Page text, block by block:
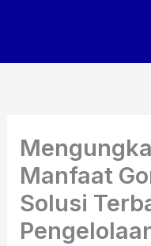
Manfaat
Solusi